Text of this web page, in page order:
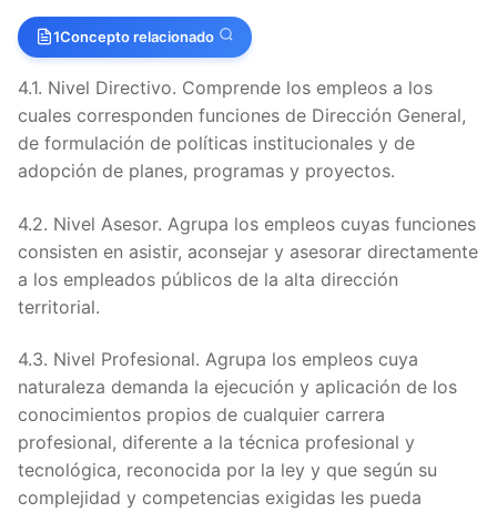
1Concepto relacionado
4.1. Nivel Directivo. Comprende los empleos a los
cuales corresponden funciones de Dirección General,
de formulación de políticas institucionales y de
adopción de planes, programas y proyectos.
4.2. Nivel Asesor. Agrupa los empleos cuyas funciones
consisten en asistir, aconsejar y asesorar directamente
a los empleados públicos de la alta dirección
territorial.
4.3. Nivel Profesional. Agrupa los empleos cuya
naturaleza demanda la ejecución y aplicación de los
conocimientos propios de cualquier carrera
profesional, diferente a la técnica profesional y
tecnológica, reconocida por la ley y que según su
complejidad y competencias exigidas les pueda